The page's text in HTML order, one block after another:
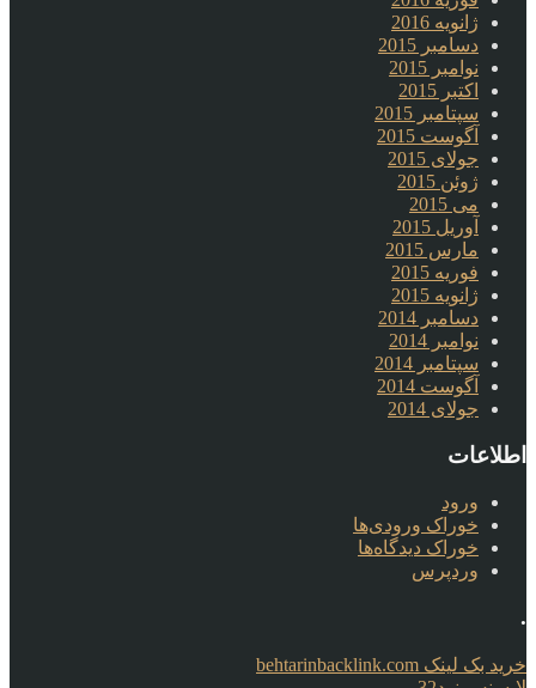
ژانویه 2016
دسامبر 2015
نوامبر 2015
اکتبر 2015
سپتامبر 2015
آگوست 2015
جولای 2015
ژوئن 2015
می 2015
آوریل 2015
مارس 2015
فوریه 2015
ژانویه 2015
دسامبر 2014
نوامبر 2014
سپتامبر 2014
آگوست 2014
جولای 2014
اطلاعات
ورود
خوراک ورودی‌ها
خوراک دیدگاه‌ها
وردپرس
.
خرید بک لینک behtarinbacklink.com